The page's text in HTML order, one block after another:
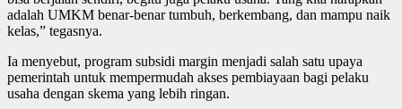
adalah UMKM benar-benar tumbuh, berkembang, dan mampu naik
kelas,” tegasnya.
Ia menyebut, program subsidi margin menjadi salah satu upaya
pemerintah untuk mempermudah akses pembiayaan bagi pelaku
usaha dengan skema yang lebih ringan.